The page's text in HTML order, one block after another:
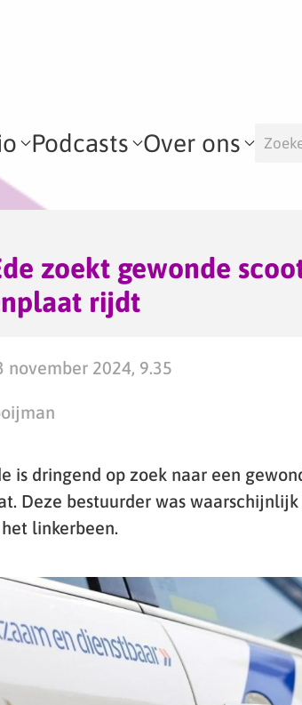
Podcasts Over ons
zoekt gewonde
rijdt
november 2024, 9.35
is dringend op zoek naar een
Deze bestuurder was
linkerbeen.